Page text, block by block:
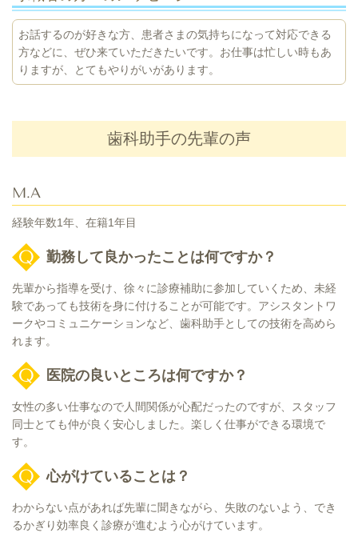
お話するのが好きな方、患者さまの気持ちになって対応できる
方などに、ぜひ来ていただきたいです。お仕事は忙しい時もあ
りますが、とてもやりがいがあります。
歯科助手の先輩の声
M.A
経験年数1年、在籍1年目
勤務して良かったことは何ですか？
先輩から指導を受け、徐々に診療補助に参加していくため、 未経
験であっても技術を身に付けることが可能です。アシスタントワ
ークやコミュニケーションなど、歯科助手としての技術を高めら
れます。
医院の良いところは何ですか？
女性の多い仕事なので人間関係が心配だったのですが、スタッフ
同士とても仲が良く安心しました。楽しく仕事ができる環境で
す。
心がけていることは？
わからない点があれば先輩に聞きながら、失敗のないよう、でき
るかぎり効率良く診療が進むよう心がけています。